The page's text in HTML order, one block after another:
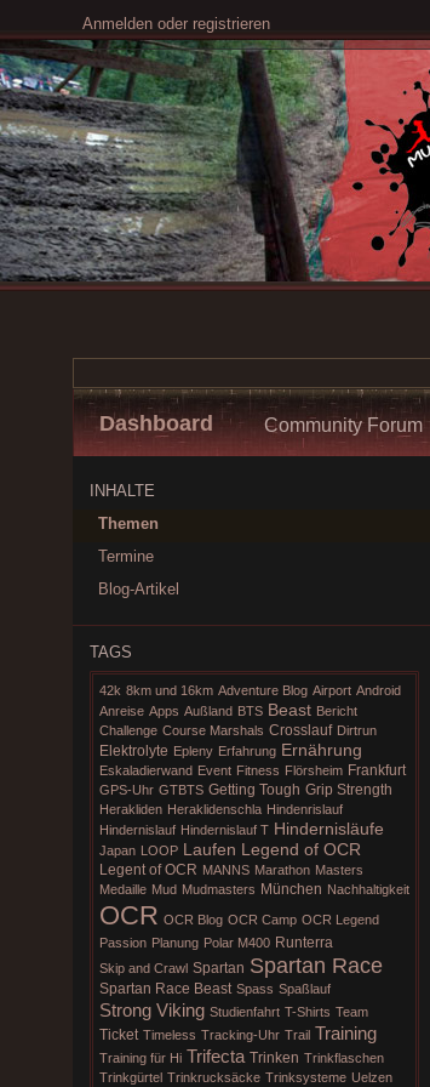
Anmelden oder registrieren
Dashboard Community Forum
INHALTE
Themen
Termine
Blog-Artikel
TAGS
42k 8km und 16km Adventure Blog Airport Android
Anreise Apps Außland BTS Beast Bericht
Challenge Course Marshals Crosslauf Dirtrun
Elektrolyte Epleny Erfahrung Ernährung
Eskaladierwand Event Fitness Flörsheim Frankfurt
GPS-Uhr GTBTS Getting Tough Grip Strength
Herakliden Heraklidenschla Hindenrislauf
Hindernislauf Hindernislauf T Hindernisläufe
Japan LOOP Laufen Legend of OCR
Legent of OCR MANNS Marathon Masters
Medaille Mud Mudmasters München Nachhaltigkeit
OCR OCR Blog OCR Camp OCR Legend
Passion Planung Polar M400 Runterra
Skip and Crawl Spartan Spartan Race
Spartan Race Beast Spass Spaßlauf
Strong Viking Studienfahrt T-Shirts Team
Ticket Timeless Tracking-Uhr Trail Training
Training für Hi Trifecta Trinken Trinkflaschen
Trinkgürtel Trinkrucksäcke Trinksysteme Uelzen